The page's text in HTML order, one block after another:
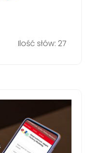
Ilość słów: 27